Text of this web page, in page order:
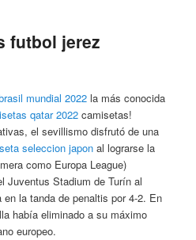
futbol jerez
mundial 2022 la más conocida
qatar 2022 camisetas!
el sevillismo disfrutó de una
seleccion japon al lograrse la
como Europa League)
Juventus Stadium de Turín al
la tanda de penaltis por 4-2. En
había eliminado a su máximo
europeo.